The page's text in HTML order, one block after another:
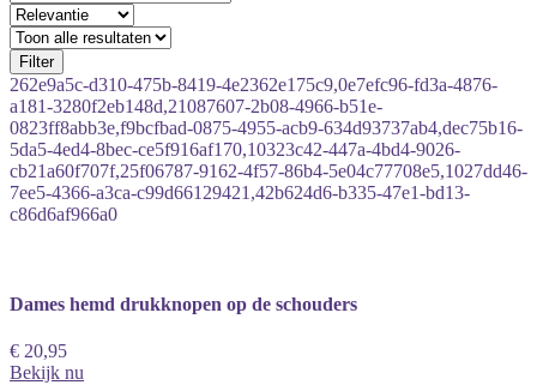
Filter
262e9a5c-d310-475b-8419-4e2362e175c9,0e7efc96-fd3a-4876-
a181-3280f2eb148d,21087607-2b08-4966-b51e-
0823ff8abb3e,f9bcfbad-0875-4955-acb9-634d93737ab4,dec75b16-
5da5-4ed4-8bec-ce5f916af170,10323c42-447a-4bd4-9026-
cb21a60f707f,25f06787-9162-4f57-86b4-5e04c77708e5,1027dd46-
7ee5-4366-a3ca-c99d66129421,42b624d6-b335-47e1-bd13-
c86d6af966a0
Dames hemd drukknopen op de schouders
€ 20,95
Bekijk nu